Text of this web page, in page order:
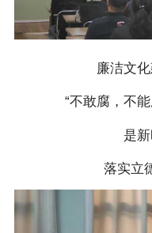
廉洁文
“不敢腐，不
是
落实立